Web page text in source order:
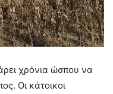
χρόνια ώσπου να
Οι κάτοικοι